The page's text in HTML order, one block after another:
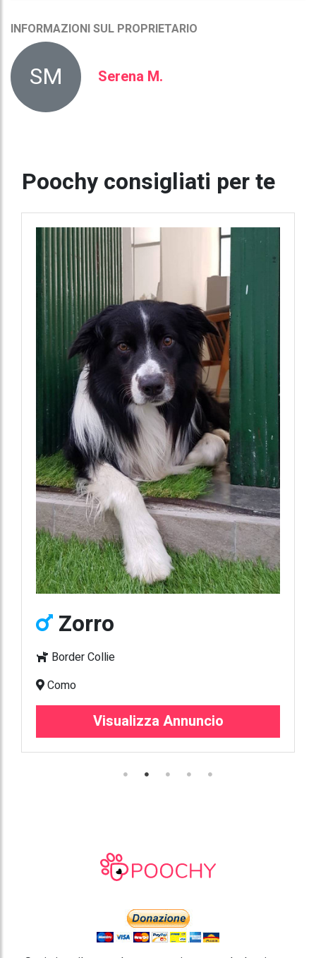
INFORMAZIONI SUL PROPRIETARIO
SM Serena M.
Poochy consigliati per te
Zorro
Border Collie
Como
Visualizza Annuncio